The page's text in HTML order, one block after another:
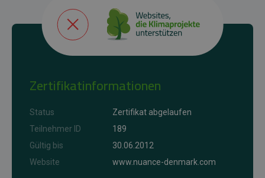
Zertifikatinformationen
Status
Zertifikat abgelaufen
Teilnehmer ID
189
Gültig bis
30.06.2012
Website
www.nuance-denmark.com